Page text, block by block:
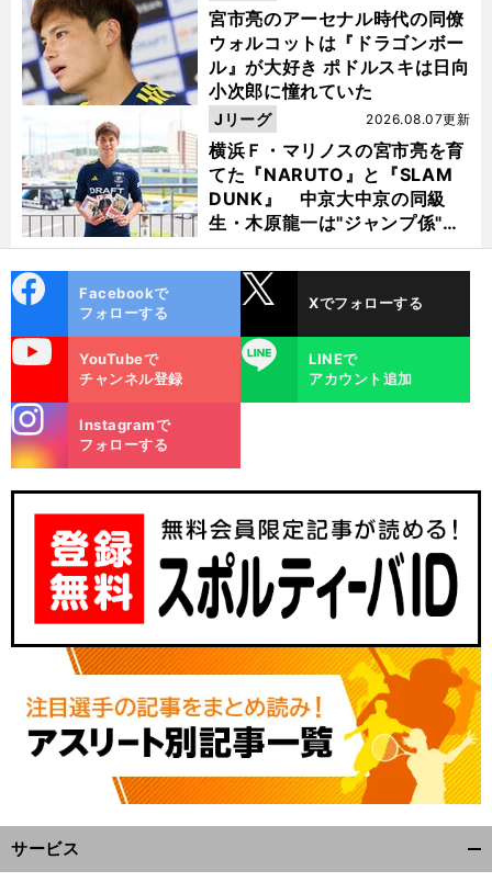
宮市亮のアーセナル時代の同僚
ウォルコットは『ドラゴンボー
ル』が大好き ポドルスキは日向
小次郎に憧れていた
横浜Ｆ・マリノスの宮市亮を育
てた『NARUTO』と『SLAM
DUNK』 中京大中京の同級
生・木原龍一は"ジャンプ係"だ
った
2026.08.07更新
Jリーグ
ok
Facebookで
フォローする
Xでフォローする
YouTubeで
チャンネル登録
LINE
LINEで
アカウント追加
m
Instagramで
フォローする
サービス